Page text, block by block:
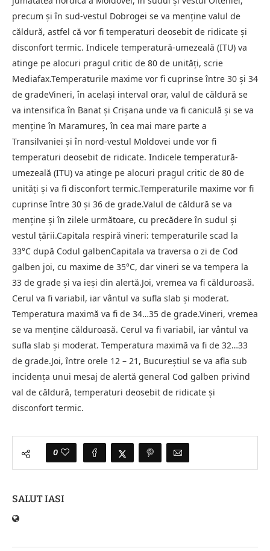
precum și în sud-vestul Dobrogei se va menține valul de
căldură, astfel că vor fi temperaturi deosebit de ridicate și
disconfort termic. Indicele temperatură-umezeală (ITU) va
atinge pe alocuri pragul critic de 80 de unități, scrie
Mediafax.Temperaturile maxime vor fi cuprinse între 30 și 34
de gradeVineri, în același interval orar, valul de căldură se
va intensifica în Banat și Crișana unde va fi caniculă și se va
menține în Maramureș, în cea mai mare parte a
Transilvaniei și în nord-vestul Moldovei unde vor fi
temperaturi deosebit de ridicate. Indicele temperatură-
umezeală (ITU) va atinge pe alocuri pragul critic de 80 de
unități și va fi disconfort termic.Temperaturile maxime vor fi
cuprinse între 30 și 36 de grade.Valul de căldură se va
menține și în zilele următoare, cu precădere în sudul și
vestul țării.Capitala respiră vineri: temperaturile scad la
33°C după Codul galbenCapitala va traversa o zi de Cod
galben joi, cu maxime de 35°C, dar vineri se va tempera la
33 de grade și va ieși din alertă.Joi, vremea va fi călduroasă.
Cerul va fi variabil, iar vântul va sufla slab și moderat.
Temperatura maximă va fi de 34…35 de grade.Vineri, vremea
se va menține călduroasă. Cerul va fi variabil, iar vântul va
sufla slab și moderat. Temperatura maximă va fi de 32…33
de grade.Joi, între orele 12 – 21, Bucureștiul se va afla sub
incidența unui mesaj de alertă general Cod galben privind
val de căldură, temperaturi deosebit de ridicate și
disconfort termic.
0
SALUT IASI